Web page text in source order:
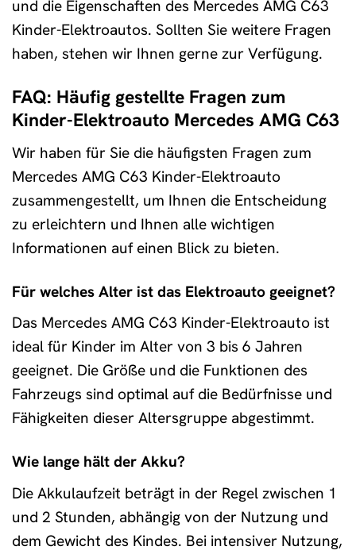
und die Eigenschaften des Mercedes AMG C63
Kinder-Elektroautos. Sollten Sie weitere Fragen
haben, stehen wir Ihnen gerne zur Verfügung.
FAQ: Häufig gestellte Fragen zum
Kinder-Elektroauto Mercedes AMG C63
Wir haben für Sie die häufigsten Fragen zum
Mercedes AMG C63 Kinder-Elektroauto
zusammengestellt, um Ihnen die Entscheidung
zu erleichtern und Ihnen alle wichtigen
Informationen auf einen Blick zu bieten.
Für welches Alter ist das Elektroauto geeignet?
Das Mercedes AMG C63 Kinder-Elektroauto ist
ideal für Kinder im Alter von 3 bis 6 Jahren
geeignet. Die Größe und die Funktionen des
Fahrzeugs sind optimal auf die Bedürfnisse und
Fähigkeiten dieser Altersgruppe abgestimmt.
Wie lange hält der Akku?
Die Akkulaufzeit beträgt in der Regel zwischen 1
und 2 Stunden, abhängig von der Nutzung und
dem Gewicht des Kindes. Bei intensiver Nutzung,